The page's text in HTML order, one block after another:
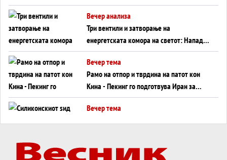
WILDBERRIES
Вечер анализа
Три вентили и затворање на
енергетската комора на светот: Нападот
во Суец најавува глобален енергетски
инфаркт?
Вечер тема
Рамо на отпор и тврдина на патот кон
Кина - Пекинг го подготвува Иран за
американска копнена инвазија
Вечер тема
Вечер тема